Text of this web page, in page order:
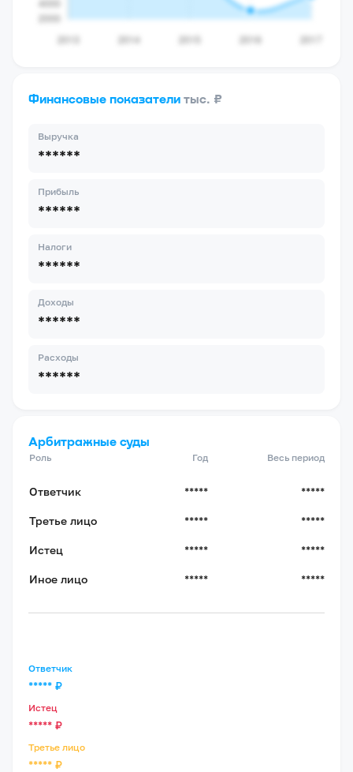
Финансовые показатели тыс. ₽
Выручка
******
Прибыль
******
Налоги
******
Доходы
******
Расходы
******
Арбитражные суды
Роль Год Весь период
Ответчик ***** *****
Третье лицо ***** *****
Истец ***** *****
Иное лицо ***** *****
Ответчик
***** ₽
Истец
***** ₽
Третье лицо
***** ₽